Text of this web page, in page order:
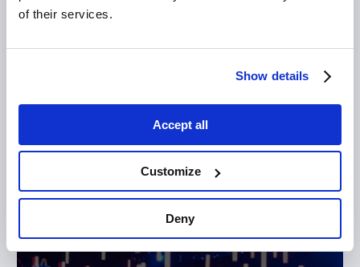
of their services.
Show details
Accept all
Customize
Deny
Últimas noticias